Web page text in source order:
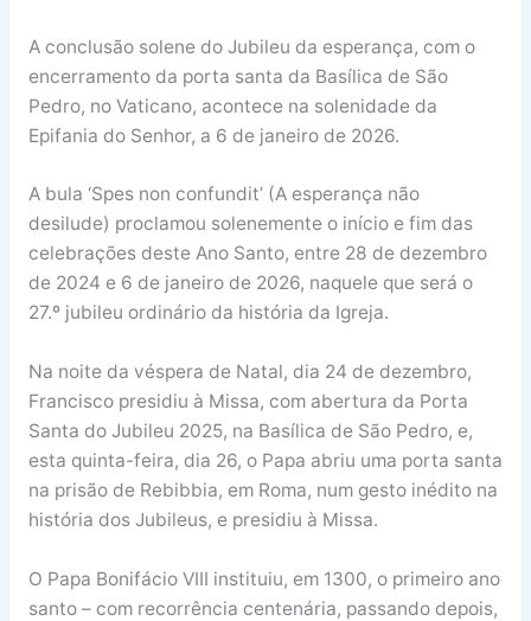
A conclusão solene do Jubileu da esperança, com o
encerramento da porta santa da Basílica de São
Pedro, no Vaticano, acontece na solenidade da
Epifania do Senhor, a 6 de janeiro de 2026.
A bula ‘Spes non confundit’ (A esperança não
desilude) proclamou solenemente o início e fim das
celebrações deste Ano Santo, entre 28 de dezembro
de 2024 e 6 de janeiro de 2026, naquele que será o
27.º jubileu ordinário da história da Igreja.
Na noite da véspera de Natal, dia 24 de dezembro,
Francisco presidiu à Missa, com abertura da Porta
Santa do Jubileu 2025, na Basílica de São Pedro, e,
esta quinta-feira, dia 26, o Papa abriu uma porta santa
na prisão de Rebibbia, em Roma, num gesto inédito na
história dos Jubileus, e presidiu à Missa.
O Papa Bonifácio VIII instituiu, em 1300, o primeiro ano
santo – com recorrência centenária, passando depois,